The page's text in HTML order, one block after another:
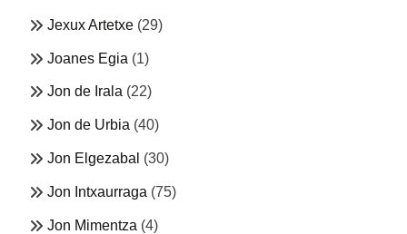
Jexux Artetxe (29)
Joanes Egia (1)
Jon de Irala (22)
Jon de Urbia (40)
Jon Elgezabal (30)
Jon Intxaurraga (75)
Jon Mimentza (4)